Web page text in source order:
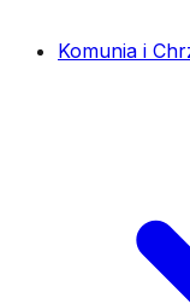
Komunia i